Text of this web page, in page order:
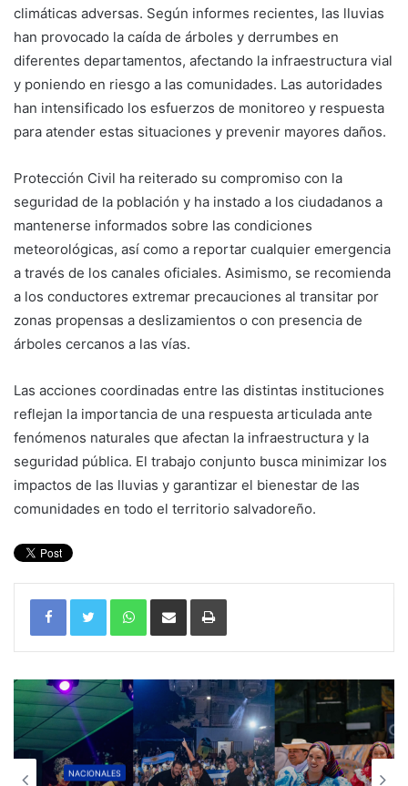
climáticas adversas. Según informes recientes, las lluvias
han provocado la caída de árboles y derrumbes en
diferentes departamentos, afectando la infraestructura vial
y poniendo en riesgo a las comunidades. Las autoridades
han intensificado los esfuerzos de monitoreo y respuesta
para atender estas situaciones y prevenir mayores daños.
Protección Civil ha reiterado su compromiso con la
seguridad de la población y ha instado a los ciudadanos a
mantenerse informados sobre las condiciones
meteorológicas, así como a reportar cualquier emergencia
a través de los canales oficiales. Asimismo, se recomienda
a los conductores extremar precauciones al transitar por
zonas propensas a deslizamientos o con presencia de
árboles cercanos a las vías.
Las acciones coordinadas entre las distintas instituciones
reflejan la importancia de una respuesta articulada ante
fenómenos naturales que afectan la infraestructura y la
seguridad pública. El trabajo conjunto busca minimizar los
impactos de las lluvias y garantizar el bienestar de las
comunidades en todo el territorio salvadoreño.
WhatsAppCompartir por correo electrónicoImprimir
NACIONALES